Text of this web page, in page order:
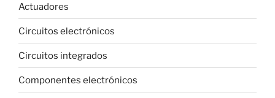
Actuadores
Circuitos electrónicos
Circuitos integrados
Componentes electrónicos